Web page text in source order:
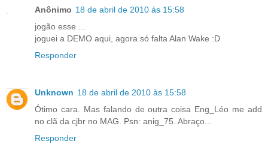
Anônimo 18 de abril de 2010 às 15:58
jogão esse ...
joguei a DEMO aqui, agora só falta Alan Wake :D
Responder
Unknown 18 de abril de 2010 às 15:58
Ótimo cara. Mas falando de outra coisa Eng_Léo me add
no clã da cjbr no MAG. Psn: anig_75. Abraço...
Responder